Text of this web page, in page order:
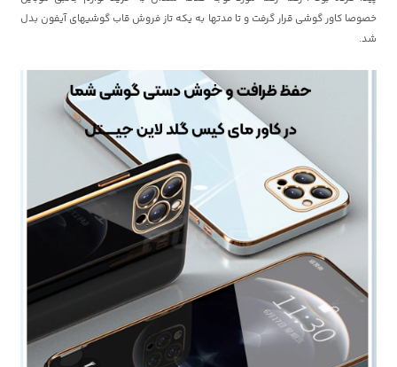
خصوصا کاور گوشی قرار گرفت و تا مدتها به یکه تاز فروش قاب گوشیهای آیفون بدل
شد.